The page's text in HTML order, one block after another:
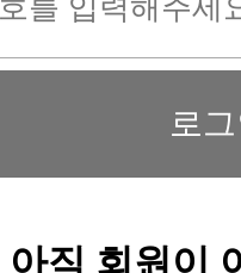
아직 회원이